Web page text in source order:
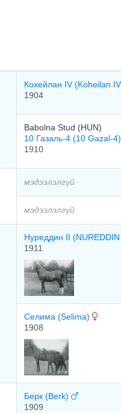
Кохейлан IV (Koheilan
1904
Babolna Stud (HUN)
10 Газаль-4 (10 Gazal-4)
1910
мэдээлэлгүй
мэдээлэлгүй
Нуреддин II
1911
Селима (Selima)
1908
Берк (Berk)
1909